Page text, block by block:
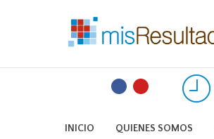
INICIO QUIENES SOMOS